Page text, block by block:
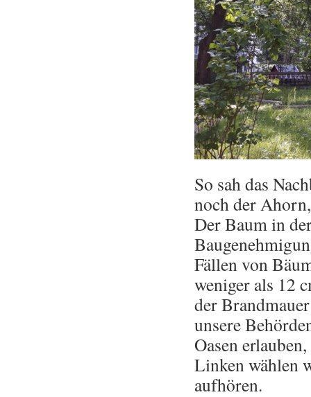
So sah das
noch der
Der Baum in
Fällen von
weniger als 12
der
unsere
Oasen
Linken wählen
aufhören.